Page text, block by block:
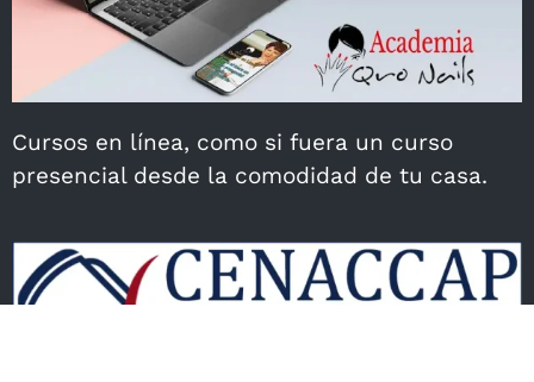
Cursos en línea, como si fuera un curso
presencial desde la comodidad de tu casa.